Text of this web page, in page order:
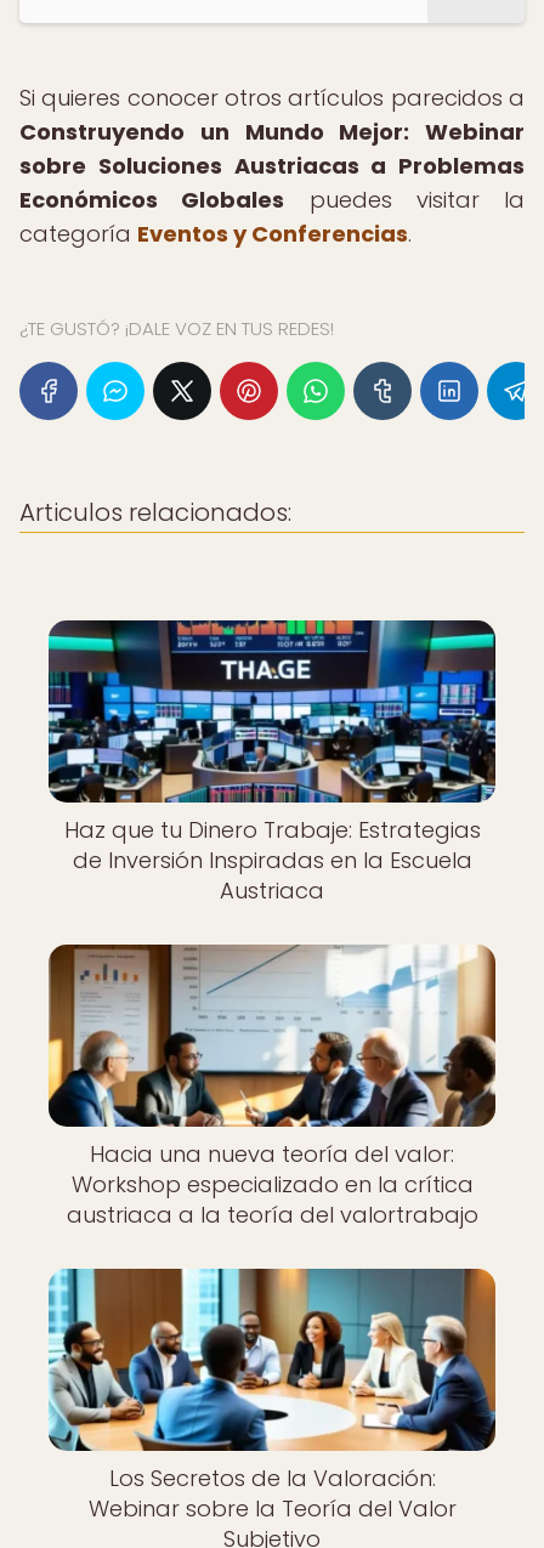
Si quieres conocer otros artículos parecidos a
Construyendo un Mundo Mejor: Webinar
sobre Soluciones Austriacas a Problemas
Económicos Globales puedes visitar la
categoría Eventos y Conferencias.
¿TE GUSTÓ? ¡DALE VOZ EN TUS REDES!
Articulos relacionados:
Haz que tu Dinero Trabaje: Estrategias
de Inversión Inspiradas en la Escuela
Austriaca
Hacia una nueva teoría del valor:
Workshop especializado en la crítica
austriaca a la teoría del valortrabajo
Los Secretos de la Valoración:
Webinar sobre la Teoría del Valor
Subjetivo